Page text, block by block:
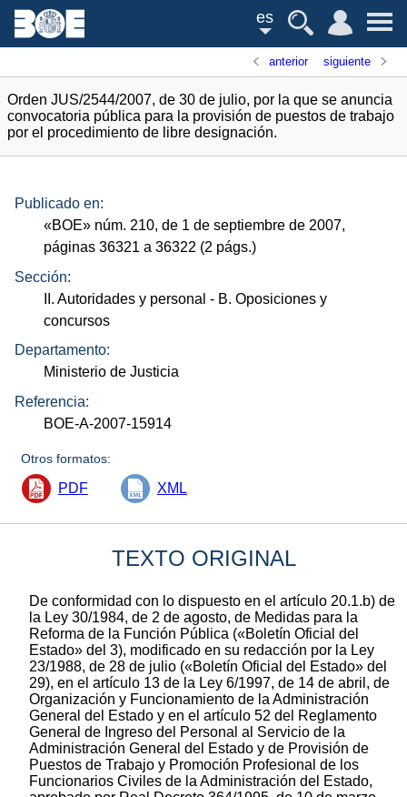
es
anterior siguiente
Orden JUS/2544/2007, de 30 de julio, por la que se anuncia
convocatoria pública para la provisión de puestos de trabajo
por el procedimiento de libre designación.
Publicado en:
«BOE» núm. 210, de 1 de septiembre de 2007,
páginas 36321 a 36322 (2 págs.)
Sección:
II. Autoridades y personal - B. Oposiciones y
concursos
Departamento:
Ministerio de Justicia
Referencia:
BOE-A-2007-15914
Otros formatos:
PDF XML
TEXTO ORIGINAL
De conformidad con lo dispuesto en el artículo 20.1.b) de
la Ley 30/1984, de 2 de agosto, de Medidas para la
Reforma de la Función Pública («Boletín Oficial del
Estado» del 3), modificado en su redacción por la Ley
23/1988, de 28 de julio («Boletín Oficial del Estado» del
29), en el artículo 13 de la Ley 6/1997, de 14 de abril, de
Organización y Funcionamiento de la Administración
General del Estado y en el artículo 52 del Reglamento
General de Ingreso del Personal al Servicio de la
Administración General del Estado y de Provisión de
Puestos de Trabajo y Promoción Profesional de los
Funcionarios Civiles de la Administración del Estado,